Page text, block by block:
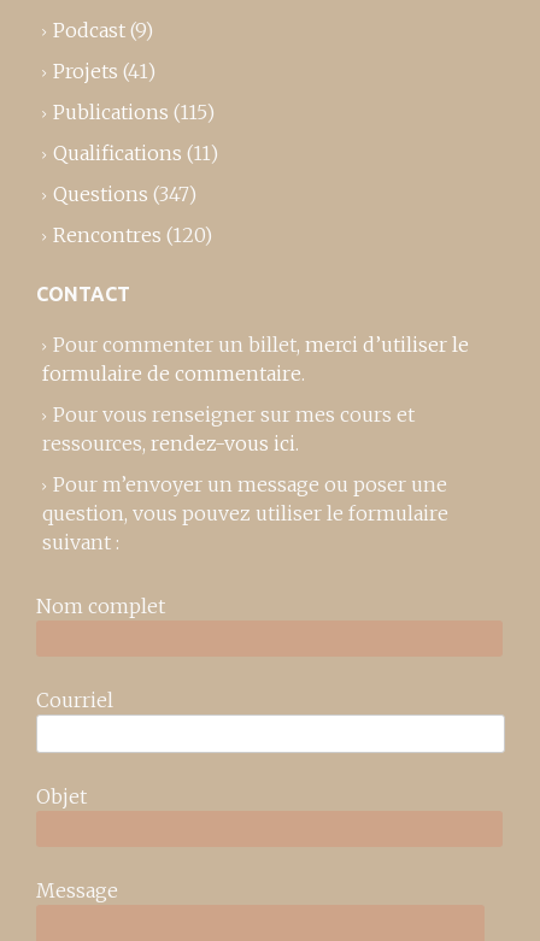
Podcast (9)
Projets (41)
Publications (115)
Qualifications (11)
Questions (347)
Rencontres (120)
CONTACT
Pour commenter un billet, merci d’utiliser le
formulaire de commentaire.
Pour vous renseigner sur mes cours et
ressources, rendez-vous ici.
Pour m’envoyer un message ou poser une
question, vous pouvez utiliser le formulaire
suivant :
Nom complet
Courriel
Objet
Message